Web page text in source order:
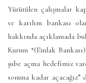
Yürütülen çalışmalar
ve katılım bankası
hakkında açıklamada
Kurum “(Emlak
şube açma hedefimiz
sonuna kadar